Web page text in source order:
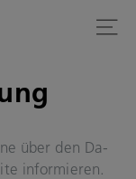
über den Da­
in­for­mie­ren.